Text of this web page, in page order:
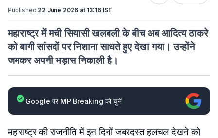
Published:22 June 2026 at 13:16 IST
महाराष्ट्र में मची सियासी खलबली के बीच अब आदित्य ठाकरे
को बागी सांसदों पर निशाना साधते हुए देखा गया। उन्होंने
जमकर अपनी भड़ास निकाली है।
Google पर MP Breaking को चुनें
महाराष्ट्र की राजनीति में इन दिनों जबरदस्त हलचल देखने को